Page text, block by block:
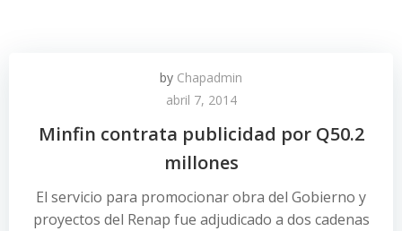
by Chapadmin
abril 7, 2014
Minfin contrata publicidad por Q50.2
millones
El servicio para promocionar obra del Gobierno y
proyectos del Renap fue adjudicado a dos cadenas